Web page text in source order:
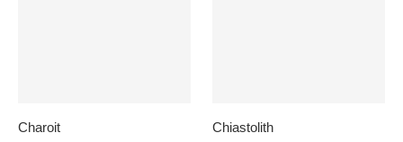
Charoit Chiastolith